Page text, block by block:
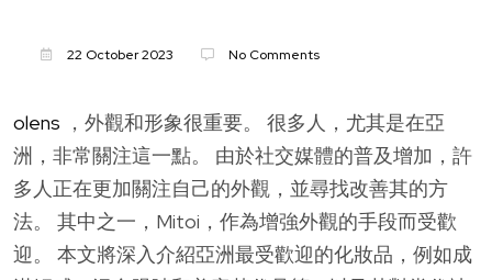
22 October 2023 No Comments
olens ，外觀和形象很重要。 很多人，尤其是在亞
洲，非常關注這一點。 由於社交媒體的普及增加，許
多人正在更加關注自己的外觀，並尋找改善其的方
法。 其中之一，Mitoi，作為增強外觀的手段而受歡
迎。 本文將深入介紹亞洲最受歡迎的化妝品，例如成